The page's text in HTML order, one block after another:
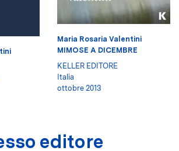
Maria Rosaria Valentini
MIMOSE A DICEMBRE
KELLER EDITORE
Italia
ottobre 2013
editore